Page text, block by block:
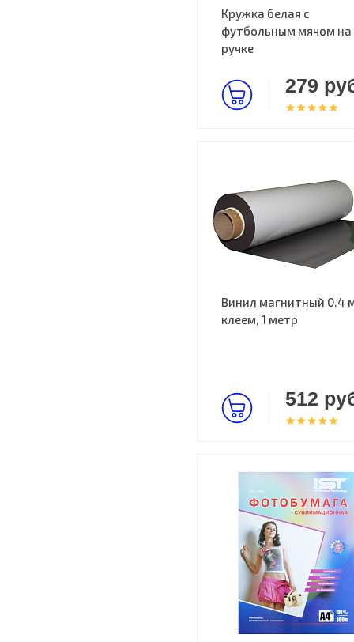
Кружка белая с
футбольным мячом на
ручке
279
Винил магнитный 0.4
клеем, 1 метр
512